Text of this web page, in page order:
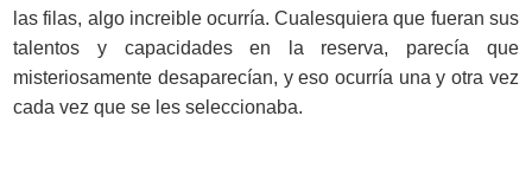
las filas, algo increible ocurría. Cualesquiera que fueran sus
talentos y capacidades en la reserva, parecía que
misteriosamente desaparecían, y eso ocurría una y otra vez
cada vez que se les seleccionaba.